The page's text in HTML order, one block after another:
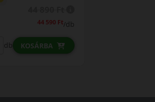
44 590 Ft/db
db KOSÁRBA